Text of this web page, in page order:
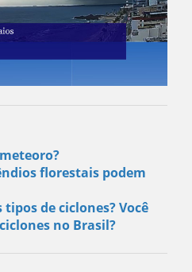
florestais podem
de ciclones? Você
no Brasil?